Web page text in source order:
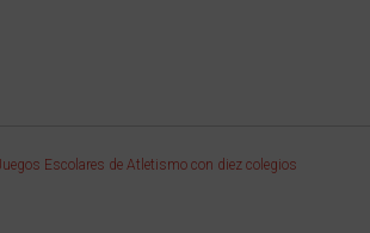
Escolares de Atletismo con diez colegios